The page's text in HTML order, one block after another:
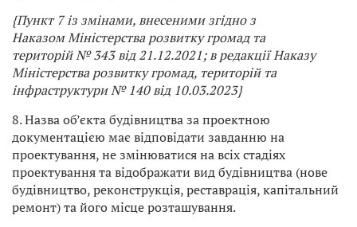
{Пункт 7 із змінами, внесеними згідно з
НаказомМіністерства розвитку громад та
територій№ 343 від 21.12.2021; в редакції Наказу
Міністерства розвитку громад, територій та
інфраструктури № 140 від 10.03.2023}
8. Назва об’єкта будівництва за проектною
документацією має відповідати завданню на
проектування, не змінюватися на всіх стадіях
проектування та відображати вид будівництва (нове
будівництво, реконструкція, реставрація, капітальний
ремонт) та його місце розташування.